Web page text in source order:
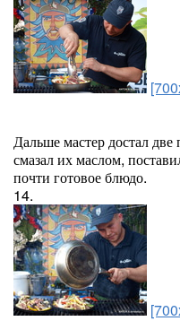
Дальше мастер достал
смазал их маслом,
почти готовое блюдо.
14.